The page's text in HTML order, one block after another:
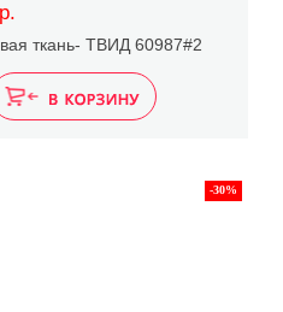
ткань- ТВИД 60987#2
-30%